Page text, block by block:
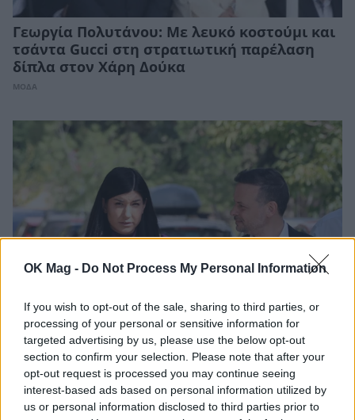
OK Mag - Do Not Process My Personal Information
If you wish to opt-out of the sale, sharing to third parties, or
processing of your personal or sensitive information for
targeted advertising by us, please use the below opt-out
section to confirm your selection. Please note that after your
opt-out request is processed you may continue seeing
interest-based ads based on personal information utilized by
us or personal information disclosed to third parties prior to
Γεωργία Πολυτάνου: Με λευκό κοστούμι και
τσάντα Gucci στη στρατιωτική παρέλαση
δίπλα στον Χάρη Δούκα
ΜΟΔΑ
Χάρης Δούκας – Γεωργία Πολυτάνου: Το
ειδύλλιο που τους οδηγεί στα σκαλιά της
εκκλησίας
PEOPLE